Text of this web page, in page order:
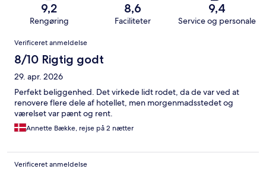
9,2
Rengøring
8,6
Faciliteter
9,4
Service og personale
Anmeldelser
Verificeret anmeldelse
8/10 Rigtig godt
29. apr. 2026
Perfekt beliggenhed. Det virkede lidt rodet, da de var ved at
renovere flere dele af hotellet, men morgenmadsstedet og
værelset var pænt og rent.
Annette Bække, rejse på 2 nætter
Verificeret anmeldelse